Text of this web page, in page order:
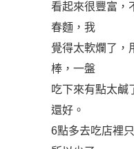
看起來很豐富，
春麵，我
覺得太軟爛了，
棒，一盤
吃下來有點太鹹
還好。
6點多去吃店裡